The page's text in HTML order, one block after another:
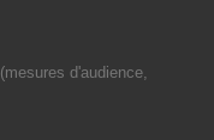
d'audience,